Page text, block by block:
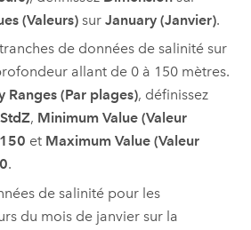
(Valeurs) surJanuary (Janvier).
de données de salinité sur
allant de 0 à 150 mètres.
Ranges (Par plages), définissez
StdZ, Minimum Value (Valeur
et Maximum Value (Valeur
0.
de salinité pour les
du mois de janvier sur la